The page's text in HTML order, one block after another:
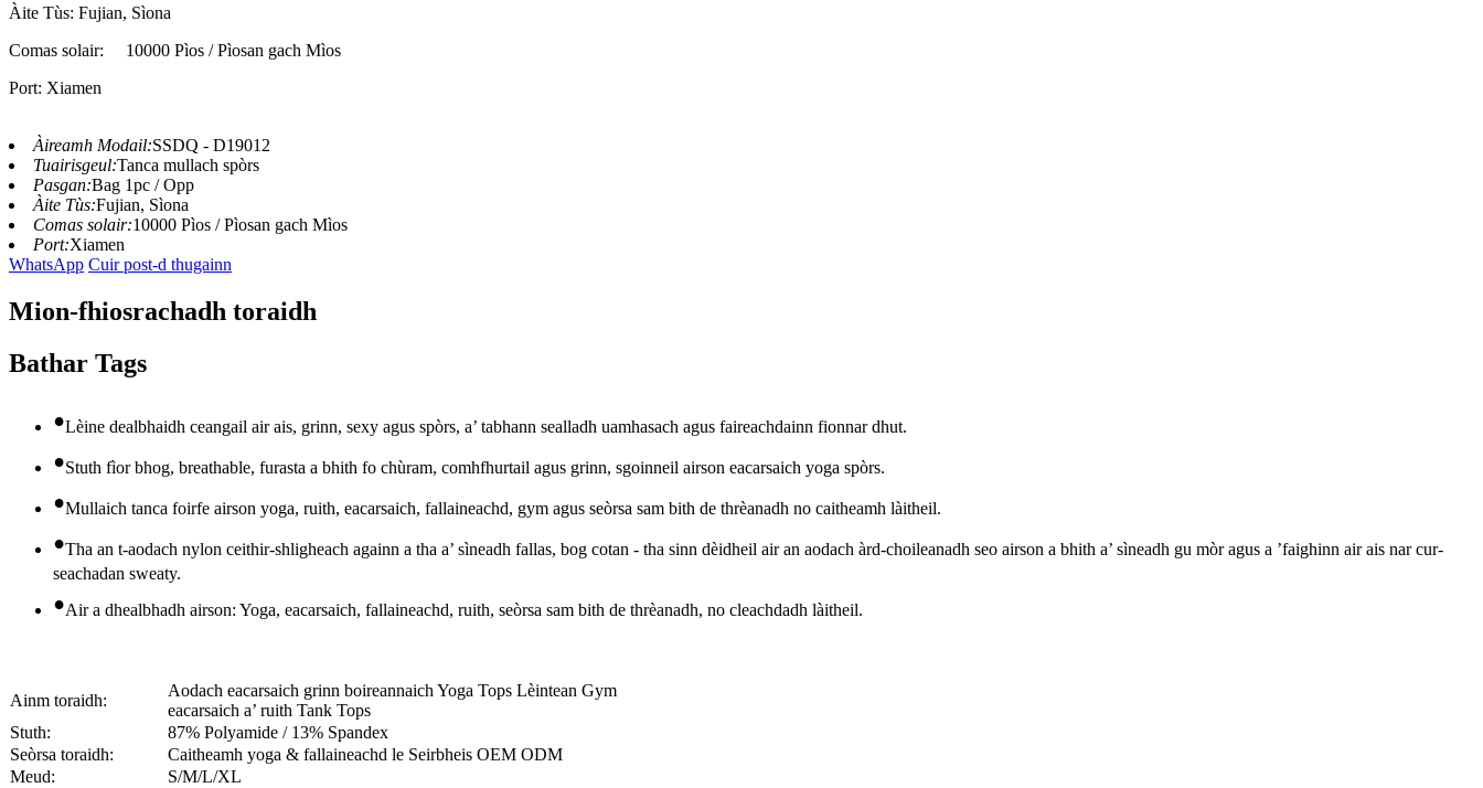
Àite Tùs: Fujian, Sìona
Comas solair:
10000 Pìos / Pìosan gach Mìos
Port: Xiamen
Àireamh Modail:SSDQ - D19012
Tuairisgeul:Tanca mullach spòrs
Pasgan:Bag 1pc / Opp
Àite Tùs:Fujian, Sìona
Comas solair:10000 Pìos / Pìosan gach Mìos
Port:Xiamen
WhatsApp Cuir post-d thugainn
Mion-fhiosrachadh toraidh
Bathar Tags
•Lèine dealbhaidh ceangail air ais, grinn, sexy agus spòrs, a’ tabhann sealladh uamhasach agus faireachdainn fionnar dhut.
•Stuth fìor bhog, breathable, furasta a bhith fo chùram, comhfhurtail agus grinn, sgoinneil airson eacarsaich yoga spòrs.
•Mullaich tanca foirfe airson yoga, ruith, eacarsaich, fallaineachd, gym agus seòrsa sam bith de thrèanadh no caitheamh làitheil.
•Tha an t-aodach nylon ceithir-shligheach againn a tha a’ sìneadh fallas, bog cotan - tha sinn dèidheil air an aodach àrd-choileanadh seo airson a bhith a’ sìneadh gu mòr agus a ’faighinn air ais nar cur-
seachadan sweaty.
•Air a dhealbhadh airson: Yoga, eacarsaich, fallaineachd, ruith, seòrsa sam bith de thrèanadh, no cleachdadh làitheil.
Ainm toraidh:
Aodach eacarsaich grinn boireannaich Yoga Tops Lèintean Gym
eacarsaich a’ ruith Tank Tops
Stuth:
87% Polyamide / 13% Spandex
Seòrsa toraidh:
Caitheamh yoga & fallaineachd le Seirbheis OEM ODM
Meud:
S/M/L/XL